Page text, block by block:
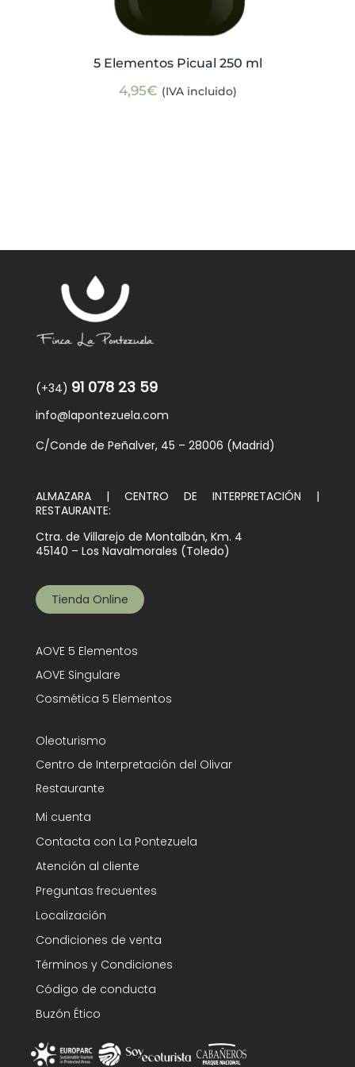
5 Elementos Picual 250 ml
4,95€ (IVA incluido)
(+34) 91 078 23 59
info@lapontezuela.com
C/Conde de Peñalver, 45 – 28006 (Madrid)
ALMAZARA | CENTRO DE INTERPRETACIÓN |
RESTAURANTE:
Ctra. de Villarejo de Montalbán, Km. 4
45140 – Los Navalmorales (Toledo)
Tienda Online
AOVE 5 Elementos
AOVE Singulare
Cosmética 5 Elementos
Oleoturismo
Centro de Interpretación del Olivar
Restaurante
Mi cuenta
Contacta con La Pontezuela
Atención al cliente
Preguntas frecuentes
Localización
Condiciones de venta
Términos y Condiciones
Código de conducta
Buzón Ético